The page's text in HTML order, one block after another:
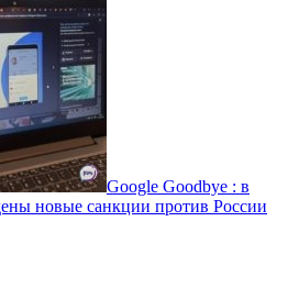
Google Goodbye : в
новые санкции против России